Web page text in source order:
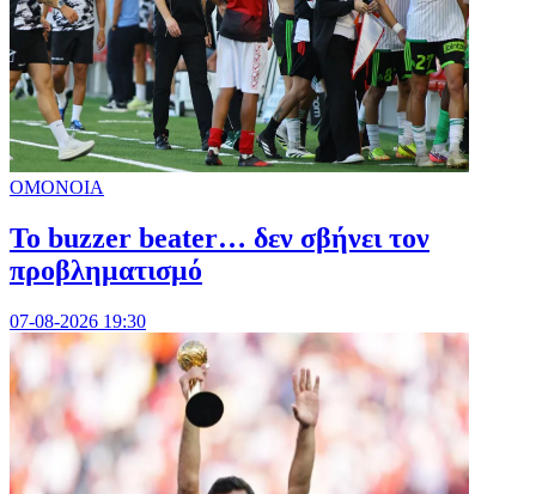
ΟΜΟΝΟΙΑ
Το buzzer beater… δεν σβήνει τoν
προβληματισμό
07-08-2026 19:30